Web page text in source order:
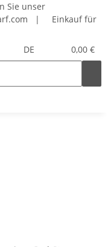
Sie unser
|
Einkauf für
DE
0,00 €